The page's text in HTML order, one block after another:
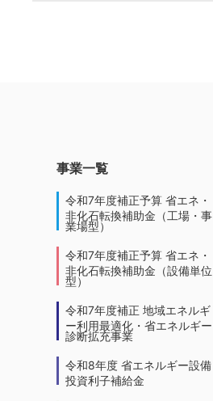
事業一覧
令和7年度補正予算 省エネ・
非化石転換補助金（工場・事
業場型）
令和7年度補正予算 省エネ・
非化石転換補助金（設備単位
型）
令和7年度補正 地域エネルギ
ー利用最適化・省エネルギー
診断拡充事業
令和8年度 省エネルギー設備
投資利子補給金